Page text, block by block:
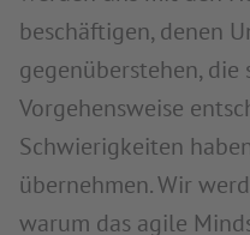
beschäftigen, denen
gegenüberstehen,
Vorgehensweise
Schwierigkeiten
übernehmen. Wir
warum das agile